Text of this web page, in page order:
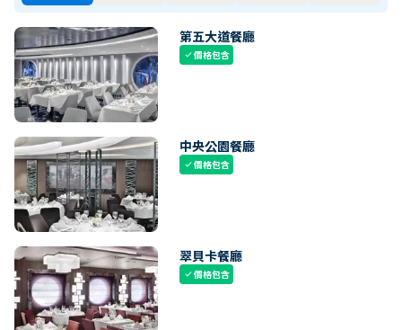
第五大道餐廳
check價格包含
中央公園餐廳
check價格包含
翠貝卡餐廳
check價格包含